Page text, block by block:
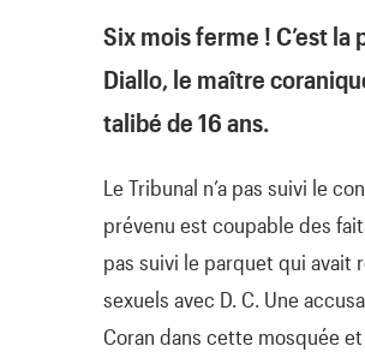
Six mois ferme ! C’est
Diallo, le maître
talibé de 16 ans.
Le Tribunal n’a pas suivi le
prévenu est coupable des
pas suivi le parquet qui avait
sexuels avec D. C. Une
Coran dans cette mosquée